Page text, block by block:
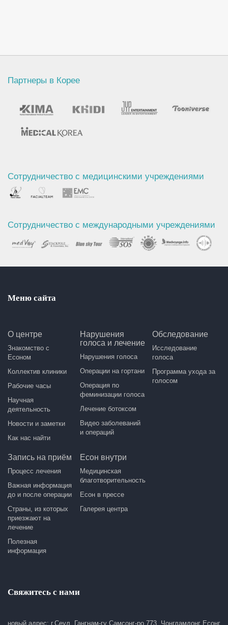
Партнеры в Корее
Сотрудничество с медицинскими учреждениями
Сотрудничество с международными учреждениями
Меню сайта
О центре
Знакомство с
Есоном
Коллектив клиники
Рабочие часы
Научная
деятельность
Новости и заметки
Как нас найти
Нарушения
голоса и лечение
Нарушения голоса
Операции на гортани
Операция по
феминизации голоса
Лечение ботоксом
Видео заболеваний
и операций
Обследование
Исследование
голоса
Программа ухода за
голосом
Запись на приём
Процесс лечения
Важная информация
до и после операции
Страны, из которых
приезжают на
лечение
Полезная
информация
Есон внутри
Медицинская
благотворительность
Есон в прессе
Галерея центра
Свяжитесь с нами
новый адрес: г.Сеул, Гангнам-гу Самсонг-ро 773, Чонгдамдонг Есонг